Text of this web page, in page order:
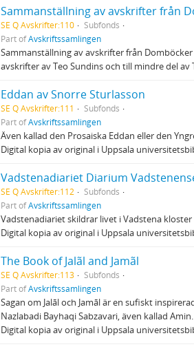
Sammanställning av avskrifter från
SE Q Avskrifter:110
Subfonds
Part ofAvskriftssamlingen
Sammanställning av avskrifter från
avskrifter av Teo Sundins och till mindre del
Eddan av Snorre Sturlasson
SE Q Avskrifter:111
Subfonds
Part ofAvskriftssamlingen
Även kallad den Prosaiska Eddan eller den
Digital kopia av original i Uppsala
Vadstenadiariet Diarium
SE Q Avskrifter:112
Subfonds
Part ofAvskriftssamlingen
Vadstenadiariet skildrar livet i Vadstena kloster
Digital kopia av original i Uppsala
The Book of Jalãl and Jamãl
SE Q Avskrifter:113
Subfonds
Part ofAvskriftssamlingen
Sagan om Jalāl och Jamāl är en sufiskt
Nazlabadi Bayhaqi Sabzavari, även kallad Amin.
Digital kopia av original i Uppsala